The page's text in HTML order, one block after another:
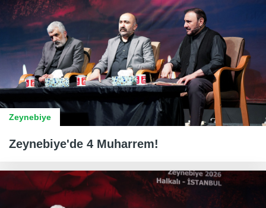
Zeynebiye
Zeynebiye'de 4 Muharrem!